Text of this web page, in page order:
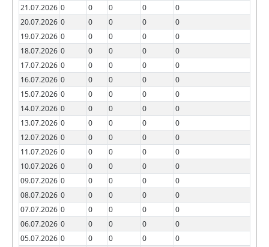
21.07.2026 0 0 0 0
0
20.07.2026 0 0 0 0
0
19.07.2026 0 0 0 0
0
18.07.2026 0 0 0 0
0
17.07.2026 0 0 0 0
0
16.07.2026 0 0 0 0
0
15.07.2026 0 0 0 0
0
14.07.2026 0 0 0 0
0
13.07.2026 0 0 0 0
0
12.07.2026 0 0 0 0
0
11.07.2026 0 0 0 0
0
10.07.2026 0 0 0 0
0
09.07.2026 0 0 0 0
0
08.07.2026 0 0 0 0
0
07.07.2026 0 0 0 0
0
06.07.2026 0 0 0 0
0
05.07.2026 0 0 0 0
0